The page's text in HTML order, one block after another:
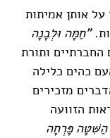
אותן אמיתות
"חַמָּה וּלְבָנָה
החברתיים ותורת
כהים כלילה
מזכירים
הזוועה
פָּרְחָה